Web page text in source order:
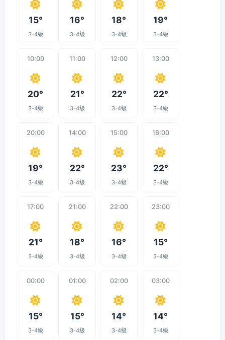
15°
3-4级
16°
3-4级
18°
3-4级
19°
3-4级
10:00
20°
3-4级
11:00
21°
3-4级
12:00
22°
3-4级
13:00
22°
3-4级
20:00
19°
3-4级
14:00
22°
3-4级
15:00
23°
3-4级
16:00
22°
3-4级
17:00
21°
3-4级
21:00
18°
3-4级
22:00
16°
3-4级
23:00
15°
3-4级
00:00
15°
3-4级
01:00
15°
3-4级
02:00
14°
3-4级
03:00
14°
3-4级